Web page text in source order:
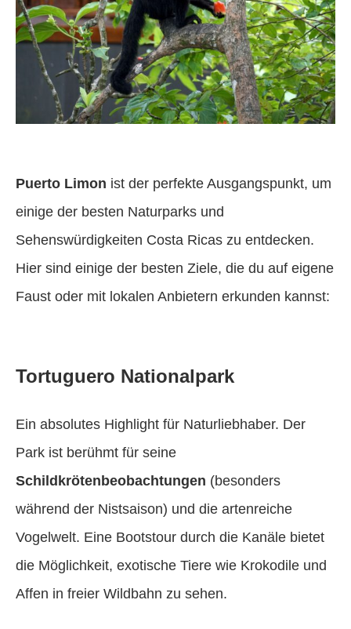
Puerto Limon ist der perfekte Ausgangspunkt, um
einige der besten Naturparks und
Sehenswürdigkeiten Costa Ricas zu entdecken.
Hier sind einige der besten Ziele, die du auf eigene
Faust oder mit lokalen Anbietern erkunden kannst:
Tortuguero Nationalpark
Ein absolutes Highlight für Naturliebhaber. Der
Park ist berühmt für seine
Schildkrötenbeobachtungen (besonders
während der Nistsaison) und die artenreiche
Vogelwelt. Eine Bootstour durch die Kanäle bietet
die Möglichkeit, exotische Tiere wie Krokodile und
Affen in freier Wildbahn zu sehen.